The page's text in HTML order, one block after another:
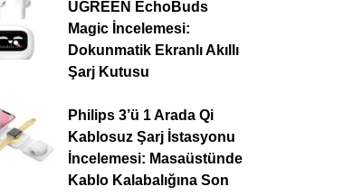
UGREEN EchoBuds
Magic İncelemesi:
Dokunmatik Ekranlı Akıllı
Şarj Kutusu
Philips 3’ü 1 Arada Qi
Kablosuz Şarj İstasyonu
İncelemesi: Masaüstünde
Kablo Kalabalığına Son